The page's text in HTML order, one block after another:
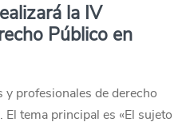
la IV
Público en
y profesionales de derecho
tema principal es «El sujeto